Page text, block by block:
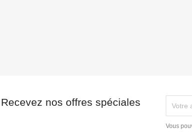
Recevez nos offres spéciales
Vous